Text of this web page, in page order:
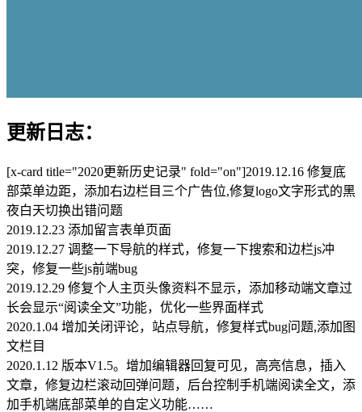
更新日志：
[x-card title="2020更新历史记录" fold="on"]2019.12.16 修复底
部菜单边距，添加右边栏目三个广告位,修复logo文字形式的黑
夜白天切换出错问题
2019.12.23 添加留言表单页面
2019.12.27 调整一下导航的样式，修复一下搜索和边栏js冲
突，修复一些js前端bug
2019.12.29 修复个人主页头像资料不显示，添加移动端文章过
长会显示“阅读全文”功能，优化一些界面样式
2020.1.04 增加关闭评论，站点导航，修复样式bug问题,添加图
文栏目
2020.1.12 版本V1.5。增加编辑器回复可见，高亮信息，插入
文章，修复边栏滚动回弹问题，后台控制手机端阅读全文，添
加手机端底部菜单的自定义功能……